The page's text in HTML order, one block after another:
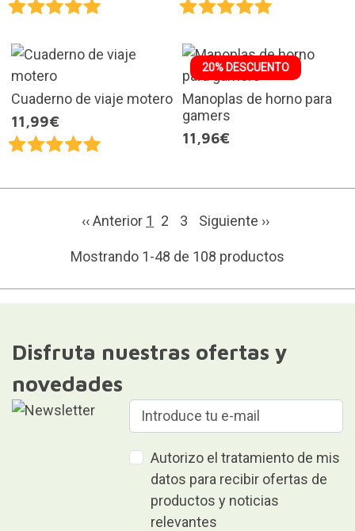
Cuaderno de viaje motero
11,99€
20% DESCUENTO
Manoplas de horno para
gamers
11,96€
‹‹ Anterior 1 2 3 Siguiente ››
Mostrando 1-48 de 108 productos
Disfruta nuestras ofertas y
novedades
Autorizo el tratamiento de mis
datos para recibir ofertas de
productos y noticias
relevantes